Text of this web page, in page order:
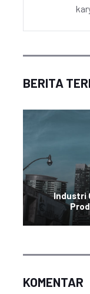
BERITA
Industri
KOMENTAR